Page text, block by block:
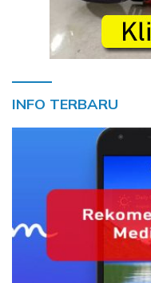
INFO TERBARU